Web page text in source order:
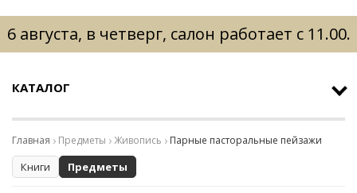
6 августа, в четверг, салон работает с 11.00.
КАТАЛОГ
Главная Предметы Живопись Парные пасторальные пейзажи
Книги Предметы